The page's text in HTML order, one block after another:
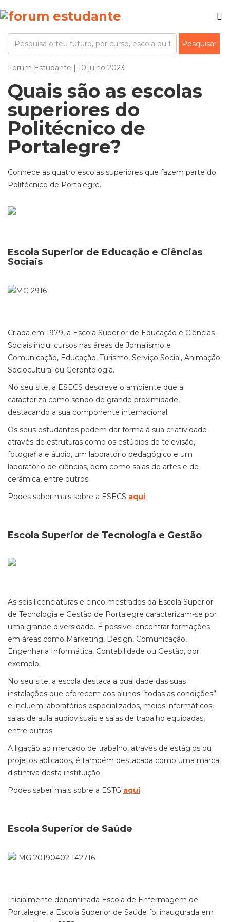
Forum Estudante | 10 julho 2023
Quais são as escolas
superiores do
Politécnico de
Portalegre?
Conhece as quatro escolas superiores que fazem parte do
Politécnico de Portalegre.
Escola Superior de Educação e Ciências
Sociais
Criada em 1979, a Escola Superior de Educação e Ciências
Sociais inclui cursos nas áreas de Jornalismo e
Comunicação, Educação, Turismo, Serviço Social, Animação
Sociocultural ou Gerontologia.
No seu site, a ESECS descreve o ambiente que a
caracteriza como sendo de grande proximidade,
destacando a sua componente internacional.
Os seus estudantes podem dar forma à sua criatividade
através de estruturas como os estúdios de televisão,
fotografia e áudio, um laboratório pedagógico e um
laboratório de ciências, bem como salas de artes e de
cerâmica, entre outros.
Podes saber mais sobre a ESECS aqui.
Escola Superior de Tecnologia e Gestão
As seis licenciaturas e cinco mestrados da Escola Superior
de Tecnologia e Gestão de Portalegre caracterizam-se por
uma grande diversidade. É possível encontrar formações
em áreas como Marketing, Design, Comunicação,
Engenharia Informática, Contabilidade ou Gestão, por
exemplo.
No seu site, a escola destaca a qualidade das suas
instalações que oferecem aos alunos “todas as condições”
e incluem laboratórios especializados, meios informáticos,
salas de aula audiovisuais e salas de trabalho equipadas,
entre outros.
A ligação ao mercado de trabalho, através de estágios ou
projetos aplicados, é também destacada como uma marca
distintiva desta instituição.
Podes saber mais sobre a ESTG aqui.
Escola Superior de Saúde
Inicialmente denominada Escola de Enfermagem de
Portalegre, a Escola Superior de Saúde foi inaugurada em